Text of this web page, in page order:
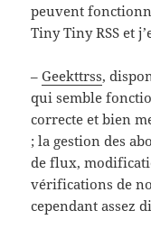
peuvent
Tiny Tiny RSS et
–Geekttrss,
qui semble
correcte et bien
; la gestion des
de flux,
vérifications de
cependant assez